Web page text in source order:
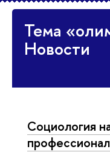
Тема
Новости
Социология